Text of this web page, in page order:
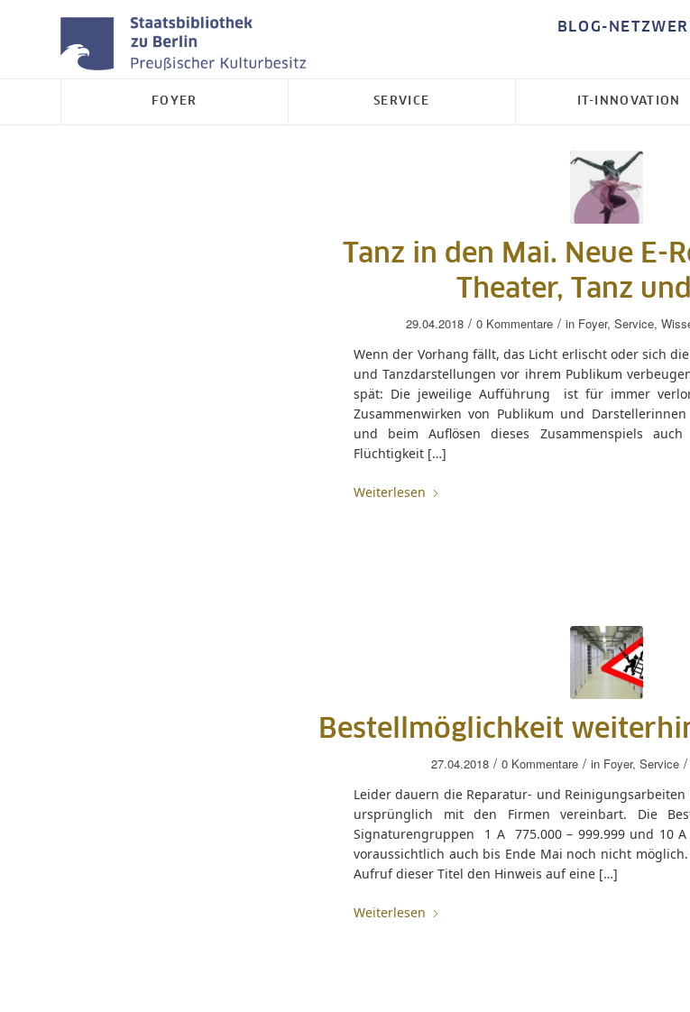
BLOG-
FOYER SERVICE IT-INNOVATION
Tanz in den Mai. Neue E-
Theater, Tanz
29.04.2018 / 0 Kommentare / in Foyer, Service,
Wenn der Vorhang fällt, das Licht erlischt oder sich
und Tanzdarstellungen vor ihrem Publikum
spät: Die jeweilige Aufführung ist für immer
Zusammenwirken von Publikum und
und beim Auflösen dieses Zusammenspiels
Flüchtigkeit […]
Weiterlesen
Bestellmöglichkeit
27.04.2018 / 0 Kommentare / in Foyer, Service /
Leider dauern die Reparatur- und Reinigungsarbeiten
ursprünglich mit den Firmen vereinbart. Die
Signaturengruppen 1 A 775.000 – 999.999 und 10 A
voraussichtlich auch bis Ende Mai noch nicht
Aufruf dieser Titel den Hinweis auf eine […]
Weiterlesen